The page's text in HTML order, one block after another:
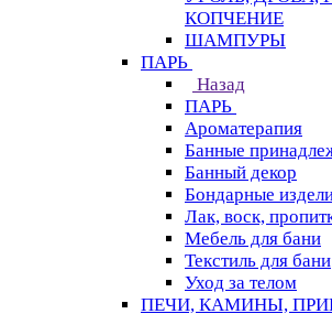
КОПЧЕНИЕ
ШАМПУРЫ
ПАРЬ
Назад
ПАРЬ
Ароматерапия
Банные
Банный декор
Бондарные
Лак, воск,
Мебель для бани
Текстиль для бани
Уход за телом
ПЕЧИ, КАМИНЫ,